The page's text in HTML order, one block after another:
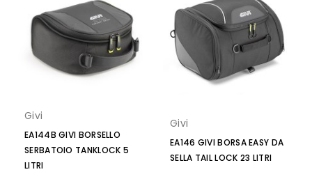
Givi
EA144B GIVI BORSELLO
SERBATOIO TANKLOCK 5
LITRI
Givi
EA146 GIVI BORSA EASY DA
SELLA TAIL LOCK 23 LITRI